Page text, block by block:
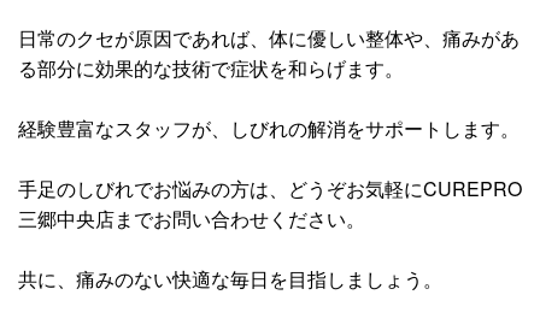
日常のクセが原因であれば、体に優しい整体や、痛みがあ
る部分に効果的な技術で症状を和らげます。
経験豊富なスタッフが、しびれの解消をサポートします。
手足のしびれでお悩みの方は、どうぞお気軽にCUREPRO
三郷中央店までお問い合わせください。
共に、痛みのない快適な毎日を目指しましょう。